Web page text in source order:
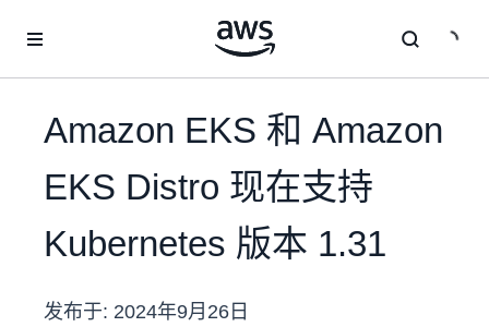
Amazon EKS 和 Amazon
EKS Distro 现在支持
Kubernetes 版本 1.31
发布于: 2024年9月26日